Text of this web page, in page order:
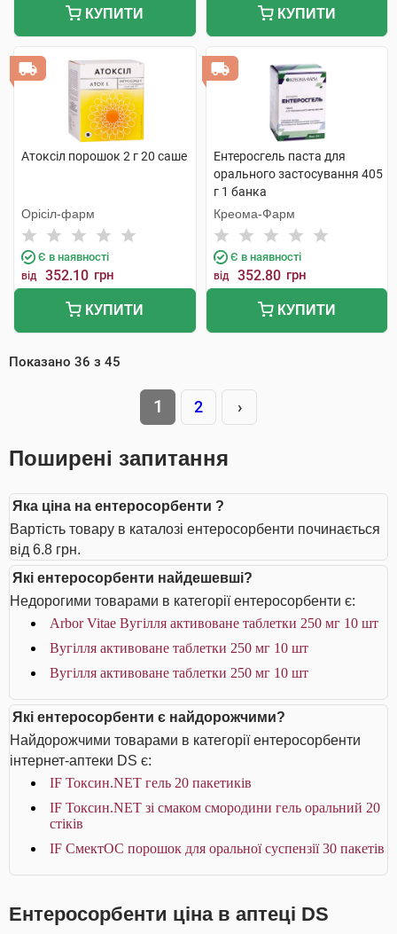
КУПИТИ КУПИТИ
Атоксіл порошок 2 г 20 саше
Орісіл-фарм
Є в наявності
від 352.10 грн
КУПИТИ
Ентеросгель паста для
орального застосування 405
г 1 банка
Креома-Фарм
Є в наявності
від 352.80 грн
КУПИТИ
Показано 36 з 45
1 2 ›
Поширені запитання
Яка ціна на ентеросорбенти ?
Вартість товару в каталозі ентеросорбенти починається
від 6.8 грн.
Які ентеросорбенти найдешевші?
Недорогими товарами в категорії ентеросорбенти є:
Arbor Vitae Вугілля активоване таблетки 250 мг 10 шт
Вугілля активоване таблетки 250 мг 10 шт
Вугілля активоване таблетки 250 мг 10 шт
Які ентеросорбенти є найдорожчими?
Найдорожчими товарами в категорії ентеросорбенти
інтернет-аптеки DS є:
IF Токсин.NET гель 20 пакетиків
IF Токсин.NET зі смаком смородини гель оральний 20
стіків
IF СмектОС порошок для оральної суспензії 30 пакетів
Ентеросорбенти ціна в аптеці DS